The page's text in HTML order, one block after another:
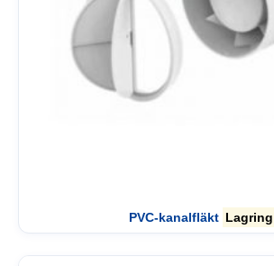
PVC-kanalfläkt Lagring